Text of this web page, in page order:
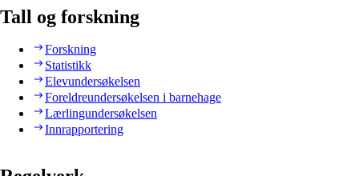
Tall og forskning
Forskning
Statistikk
Elevundersøkelsen
Foreldreundersøkelsen i barnehage
Lærlingundersøkelsen
Innrapportering